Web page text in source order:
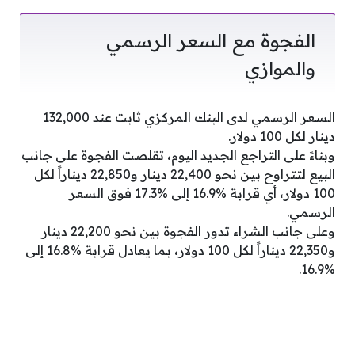
الفجوة مع السعر الرسمي
والموازي
السعر الرسمي لدى البنك المركزي ثابت عند 132,000
دينار لكل 100 دولار.
وبناءً على التراجع الجديد اليوم، تقلصت الفجوة على جانب
البيع لتتراوح بين نحو 22,400 دينار و22,850 ديناراً لكل
100 دولار، أي قرابة %16.9 إلى %17.3 فوق السعر
الرسمي.
وعلى جانب الشراء تدور الفجوة بين نحو 22,200 دينار
و22,350 ديناراً لكل 100 دولار، بما يعادل قرابة %16.8 إلى
%16.9.